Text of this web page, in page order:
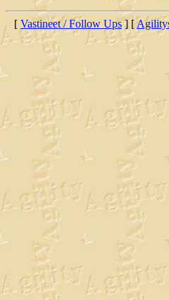
[ Vastineet / Follow Ups] [